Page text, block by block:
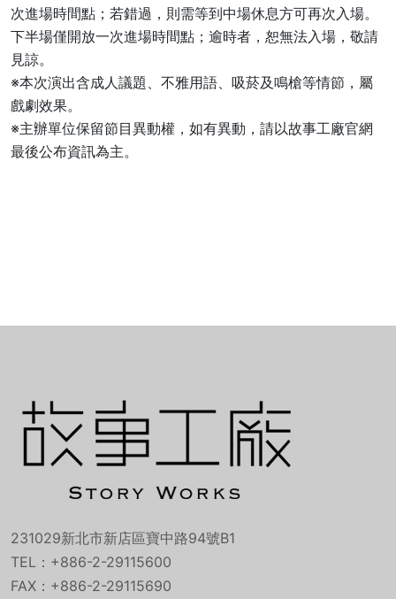
次進場時間點；若錯過，則需等到中場休息方可再次入場。
下半場僅開放一次進場時間點；逾時者，恕無法入場，敬請
見諒。
※本次演出含成人議題、不雅用語、吸菸及鳴槍等情節，屬
戲劇效果。
※主辦單位保留節目異動權，如有異動，請以故事工廠官網
最後公布資訊為主。
231029新北市新店區寶中路94號B1
TEL：+886-2-29115600
FAX：+886-2-29115690